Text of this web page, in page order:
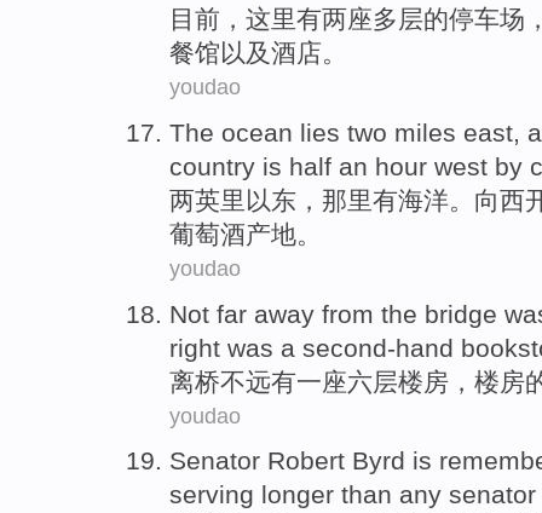
目前 ， 这里有两座多层的停车场
餐馆以及酒店。
youdao
The ocean lies two miles east,
country is half an hour west by
两英里 以东 ，那里有海洋。 向西
葡萄酒产地。
youdao
Not far away from the bridge
right was a second-hand
离桥不远有一座六层楼房 ， 楼房
youdao
Senator Robert Byrd is
serving longer than any senator